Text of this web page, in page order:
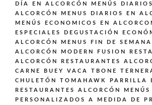
DÍA EN ALCORCÓN
MENÚS
ALCORCÓN
MENUS DIARIOS EN
MENÚS ECONOMICOS EN
ESPECIALES DEGUSTACIÓN
ALCORCÓN
MENUS FIN DE
ALCORCÓN
MODERN FUSION
ALCORCÓN
RESTAURANTES
CARNE BUEY VACA TBONE
CHULETÓN TOMAHAWK PARRILLA
RESTAURANTES ALCORCÓN MENÚS
PERSONALIZADOS A MEDIDA DE